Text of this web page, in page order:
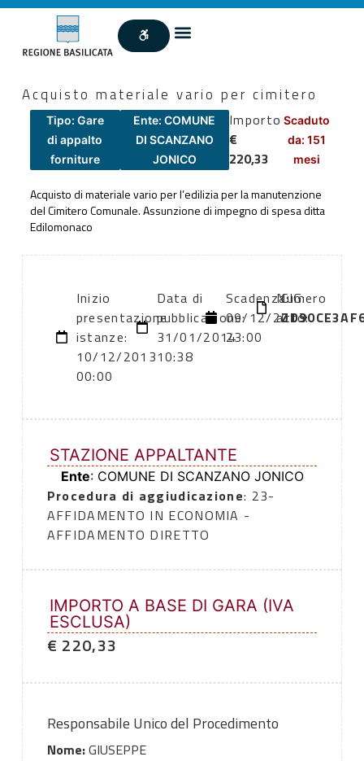
Acquisto materiale vario per cimitero
Tipo: Gare
di appalto
forniture
Ente: COMUNE
DI SCANZANO
JONICO
Importo
€
220,33
Scaduto
da: 151
mesi
Acquisto di materiale vario per l’edilizia per la manutenzione
del Cimitero Comunale. Assunzione di impegno di spesa ditta
Edilomonaco
Inizio
presentazione
istanze:
10/12/2013
00:00
Data di
pubblicazione:
31/01/2014
10:38
Scadenza:
09/12/2013
23:00
Numero
atto:
CIG:
STAZIONE APPALTANTE
Ente: COMUNE DI SCANZANO JONICO
Procedura di aggiudicazione: 23-
AFFIDAMENTO IN ECONOMIA -
AFFIDAMENTO DIRETTO
IMPORTO A BASE DI GARA (IVA
ESCLUSA)
€ 220,33
Responsabile Unico del Procedimento
Nome:GIUSEPPE